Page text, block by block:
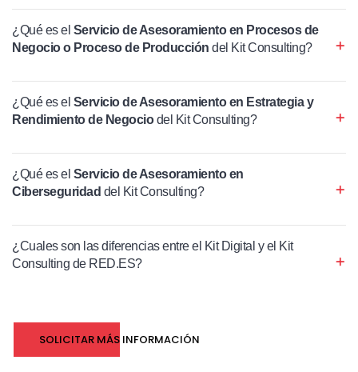
¿Qué es el Servicio de Asesoramiento en Procesos de
Negocio o Proceso de Producción del Kit Consulting?
¿Qué es el Servicio de Asesoramiento en Estrategia y
Rendimiento de Negociodel Kit Consulting?
¿Qué es el Servicio de Asesoramiento en
Ciberseguridad del Kit Consulting?
¿Cuales son las diferencias entre el Kit Digital y el Kit
Consulting de RED.ES?
SOLICITAR MÁS INFORMACIÓN